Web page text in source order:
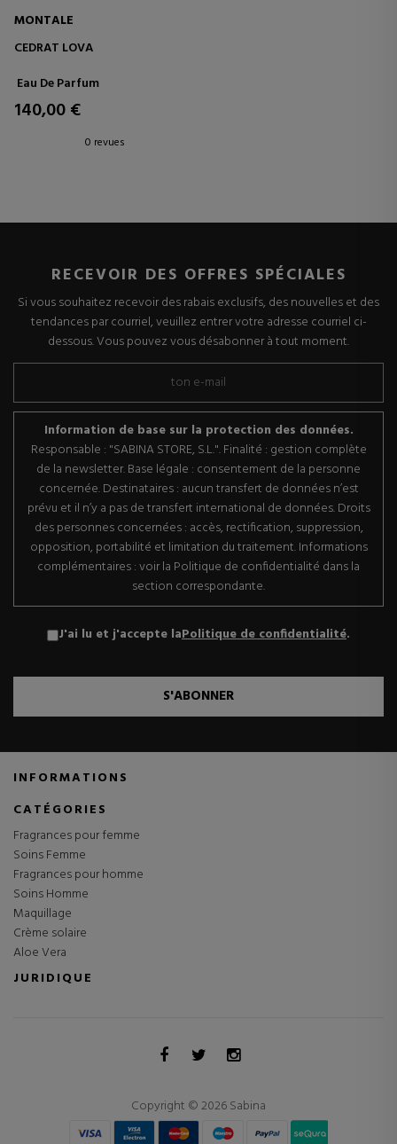
MONTALE
CEDRAT LOVA
Eau De Parfum
140,00 €
0 revues
RECEVOIR DES OFFRES SPÉCIALES
Si vous souhaitez recevoir des rabais exclusifs, des nouvelles et des
tendances par courriel, veuillez entrer votre adresse courriel ci-
dessous. Vous pouvez vous désabonner à tout moment.
Information de base sur la protection des données.
Responsable : "SABINA STORE, S.L.". Finalité : gestion complète
de la newsletter. Base légale : consentement de la personne
concernée. Destinataires : aucun transfert de données n’est
prévu et il n’y a pas de transfert international de données. Droits
des personnes concernées : accès, rectification, suppression,
opposition, portabilité et limitation du traitement. Informations
complémentaires : voir la Politique de confidentialité dans la
section correspondante.
J'ai lu et j'accepte laPolitique de confidentialité.
S'ABONNER
INFORMATIONS
CATÉGORIES
Fragrances pour femme
Soins Femme
Fragrances pour homme
Soins Homme
Maquillage
Crème solaire
Aloe Vera
JURIDIQUE
Copyright © 2026 Sabina